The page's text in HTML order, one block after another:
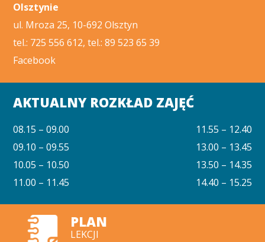
Olsztynie
ul. Mroza 25, 10-692 Olsztyn
tel.: 725 556 612, tel.: 89 523 65 39
Facebook
AKTUALNY ROZKŁAD ZAJĘĆ
08.15 – 09.00
09.10 – 09.55
10.05 – 10.50
11.00 – 11.45
11.55 – 12.40
13.00 – 13.45
13.50 – 14.35
14.40 – 15.25
PLAN
LEKCJI